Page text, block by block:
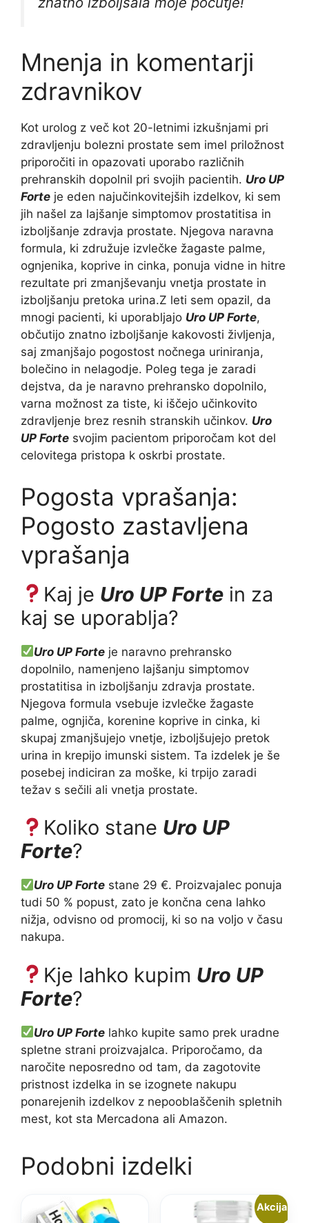
Mnenja in komentarji
zdravnikov
Kot urolog z več kot 20-letnimi izkušnjami pri
zdravljenju bolezni prostate sem imel priložnost
priporočiti in opazovati uporabo različnih
prehranskih dopolnil pri svojih pacientih. Uro UP
Forte je eden najučinkovitejših izdelkov, ki sem
jih našel za lajšanje simptomov prostatitisa in
izboljšanje zdravja prostate. Njegova naravna
formula, ki združuje izvlečke žagaste palme,
ognjenika, koprive in cinka, ponuja vidne in hitre
rezultate pri zmanjševanju vnetja prostate in
izboljšanju pretoka urina.Z leti sem opazil, da
mnogi pacienti, ki uporabljajo Uro UP Forte,
občutijo znatno izboljšanje kakovosti življenja,
saj zmanjšajo pogostost nočnega uriniranja,
bolečino in nelagodje. Poleg tega je zaradi
dejstva, da je naravno prehransko dopolnilo,
varna možnost za tiste, ki iščejo učinkovito
zdravljenje brez resnih stranskih učinkov. Uro
UP Forte svojim pacientom priporočam kot del
celovitega pristopa k oskrbi prostate.
Pogosta vprašanja:
Pogosto zastavljena
vprašanja
Kaj je Uro UP Forte in za
kaj se uporablja?
Uro UP Forte je naravno prehransko
dopolnilo, namenjeno lajšanju simptomov
prostatitisa in izboljšanju zdravja prostate.
Njegova formula vsebuje izvlečke žagaste
palme, ognjiča, korenine koprive in cinka, ki
skupaj zmanjšujejo vnetje, izboljšujejo pretok
urina in krepijo imunski sistem. Ta izdelek je še
posebej indiciran za moške, ki trpijo zaradi
težav s sečili ali vnetja prostate.
Koliko stane Uro UP
Forte?
Uro UP Forte stane 29 €. Proizvajalec ponuja
tudi 50 % popust, zato je končna cena lahko
nižja, odvisno od promocij, ki so na voljo v času
nakupa.
Kje lahko kupim Uro UP
Forte?
Uro UP Forte lahko kupite samo prek uradne
spletne strani proizvajalca. Priporočamo, da
naročite neposredno od tam, da zagotovite
pristnost izdelka in se izognete nakupu
ponarejenih izdelkov z nepooblaščenih spletnih
mest, kot sta Mercadona ali Amazon.
Podobni izdelki
Akcija!